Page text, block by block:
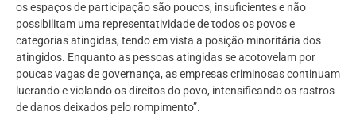
os espaços de participação são poucos, insuficientes e não
possibilitam uma representatividade de todos os povos e
categorias atingidas, tendo em vista a posição minoritária dos
atingidos. Enquanto as pessoas atingidas se acotovelam por
poucas vagas de governança, as empresas criminosas continuam
lucrando e violando os direitos do povo, intensificando os rastros
de danos deixados pelo rompimento”.